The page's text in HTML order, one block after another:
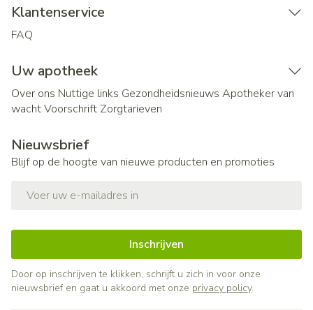
Klantenservice
FAQ
Uw apotheek
Over ons Nuttige links Gezondheidsnieuws Apotheker van
wachtVoorschrift Zorgtarieven
Nieuwsbrief
Blijf op de hoogte van nieuwe producten en promoties
Inschrijven
Door op inschrijven te klikken, schrijft u zich in voor onze
nieuwsbrief en gaat u akkoord met onze privacy policy.